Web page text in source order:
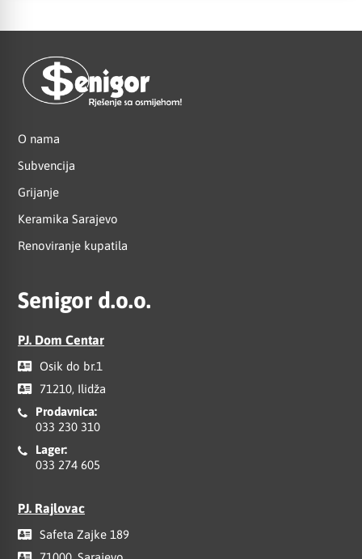
O nama
Subvencija
Grijanje
Keramika Sarajevo
Renoviranje kupatila
Senigor d.o.o.
PJ. Dom Centar
Osik do br.1
71210, Ilidža
Prodavnica:
033 230 310
Lager:
033 274 605
PJ. Rajlovac
Safeta Zajke 189